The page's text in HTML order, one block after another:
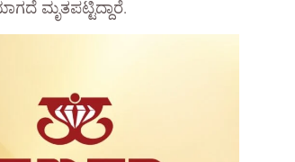
ಮೃತಪಟ್ಟಿದ್ದಾರೆ.